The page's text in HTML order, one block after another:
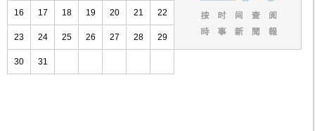
16 17 18 19 20 21 22
23 24 25 26 27 28 29
30 31